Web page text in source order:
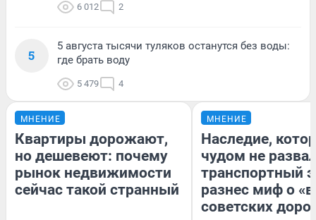
6 012 2
5
5 августа тысячи туляков останутся без воды:
где брать воду
5 479 4
МНЕНИЕ
Квартиры дорожают,
но дешевеют: почему
рынок недвижимости
сейчас такой странный
МНЕНИЕ
Наследие,
чудом не
транспортный
разнес миф о
советских